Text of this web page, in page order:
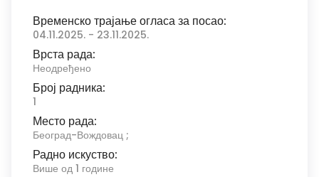
Временско трајање огласа за посао:
04.11.2025. - 23.11.2025.
Врста рада:
Неодређено
Број радника:
1
Место рада:
Београд-Вождовац ;
Радно искуство:
Више од 1 године